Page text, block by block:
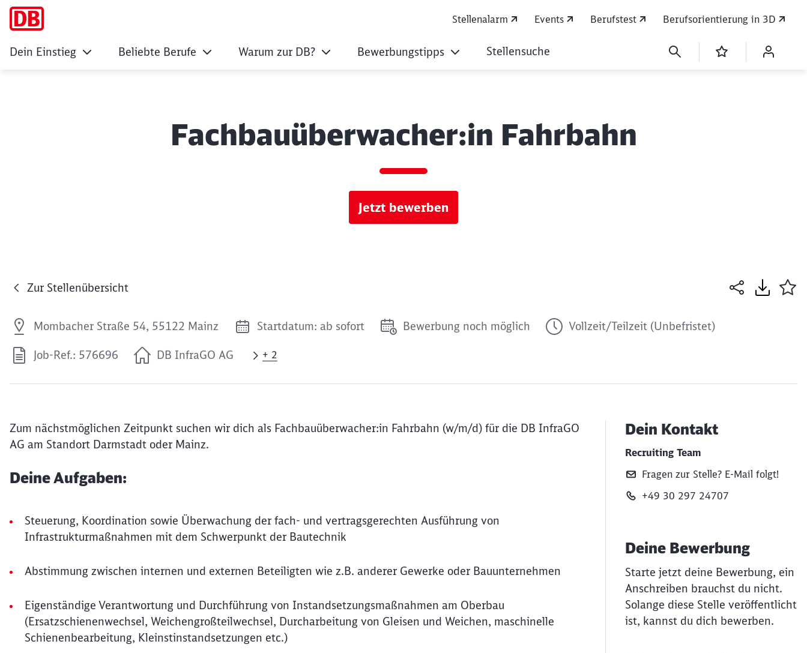
Stellenalarm Events Berufstest Berufsorientierung in 3D
Dein Einstieg Beliebte Berufe Warum zur DB? Bewerbungstipps Stellensuche
Fachbauüberwacher:in Fahrbahn
Jetzt bewerben
Zur Stellenübersicht
Mombacher Straße 54, 55122 Mainz Startdatum: ab sofort Bewerbung noch möglich Vollzeit/Teilzeit (Unbefristet)
Job-Ref.: 576696 DB InfraGO AG + 2
Zum nächstmöglichen Zeitpunkt suchen wir dich als Fachbauüberwacher:in Fahrbahn (w/m/d) für die DB InfraGO
AG am Standort Darmstadt oder Mainz.
Deine Aufgaben:
Steuerung, Koordination sowie Überwachung der fach- und vertragsgerechten Ausführung von
Infrastrukturmaßnahmen mit dem Schwerpunkt der Bautechnik
Abstimmung zwischen internen und externen Beteiligten wie z.B. anderer Gewerke oder Bauunternehmen
Eigenständige Verantwortung und Durchführung von Instandsetzungsmaßnahmen am Oberbau
(Ersatzschienenwechsel, Weichengroßteilwechsel, Durcharbeitung von Gleisen und Weichen, maschinelle
Schienenbearbeitung, Kleinstinstandsetzungen etc.)
Dein Kontakt
Recruiting Team
Fragen zur Stelle? E‑Mail folgt!
+49 30 297 24707
Deine Bewerbung
Starte jetzt deine Bewerbung, ein
Anschreiben brauchst du nicht.
Solange diese Stelle veröffentlicht
ist, kannst du dich bewerben.